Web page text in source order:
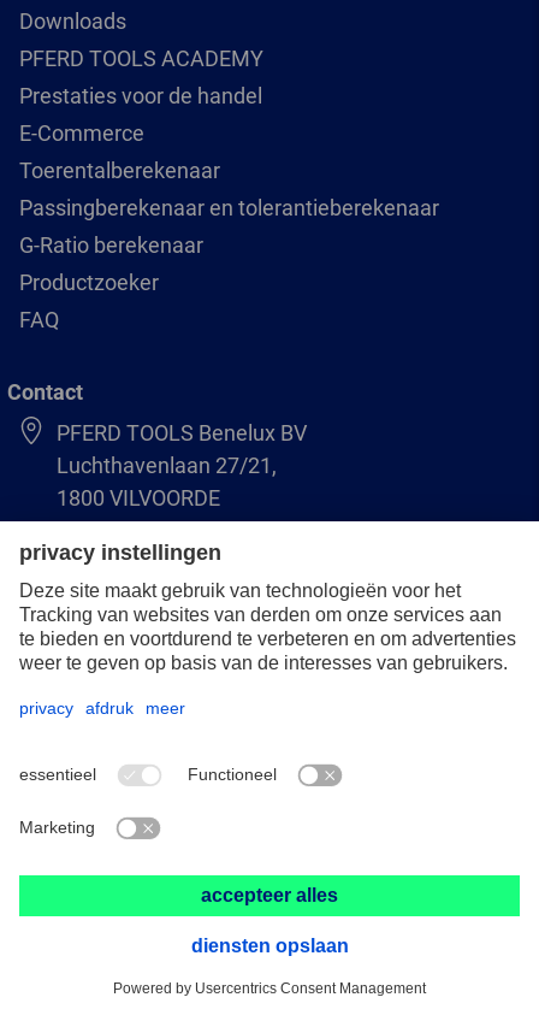
Downloads
PFERD TOOLS ACADEMY
Prestaties voor de handel
E-Commerce
Toerentalberekenaar
Passingberekenaar en tolerantieberekenaar
G-Ratio berekenaar
Productzoeker
FAQ
Contact
PFERD TOOLS Benelux BV
Luchthavenlaan 27/21,
1800 VILVOORDE
(BE) +32 (0)2 247 05 90
(NL) +31 (0)76 5937090
info-benelux@pferd.com
Bescherming van de gegevens
Algemene verkoop- en leveringsvoorwaarden
© 2026 PFERD TOOLS Benelux BV